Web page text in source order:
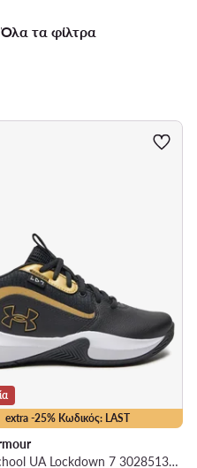
Όλα τα φίλτρα
extra -25% Κωδικός: LAST
Grade School UA Lockdown 7 3028513 · Μπασκετικά Παπούτσια